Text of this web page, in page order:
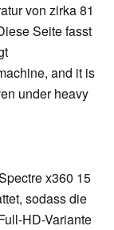
von zirka 81
Seite fasst
and it is
under heavy
x360 15
sodass die
HD-Variante